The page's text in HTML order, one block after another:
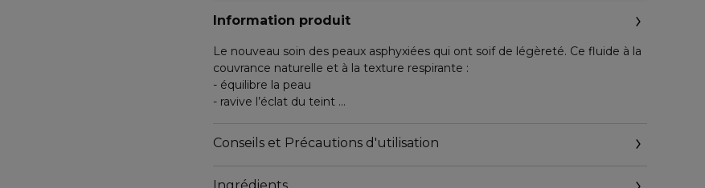
Information produit
Le nouveau soin des peaux asphyxiées qui ont soif de légèreté. Ce fluide à la
couvrance naturelle et à la texture respirante :
- équilibre la peau
- ravive l’éclat du teint
Résultat : un teint unifié qui respire la santé.
Conseils et Précautions d'utilisation